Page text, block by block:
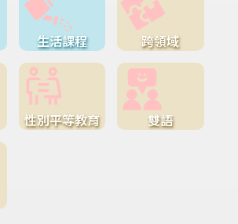
生活課程 跨領域
性別平等教育 雙語